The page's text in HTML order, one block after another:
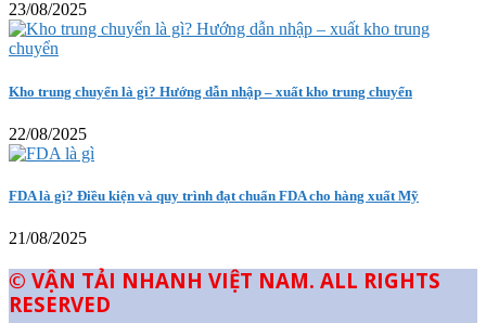
23/08/2025
Kho trung chuyển là gì? Hướng dẫn nhập – xuất kho trung chuyển
22/08/2025
FDA là gì? Điều kiện và quy trình đạt chuẩn FDA cho hàng xuất Mỹ
21/08/2025
© VẬN TẢI NHANH VIỆT NAM. ALL RIGHTS
RESERVED